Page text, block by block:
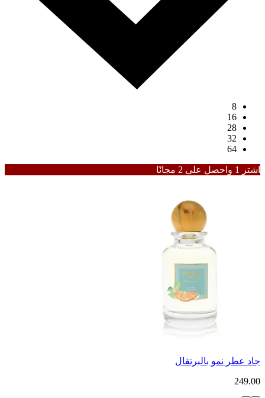
8
16
28
32
64
اشترِ 1 واحصل على 2 مجانًا
جاد عطر نمو بالبرتقال
249.00